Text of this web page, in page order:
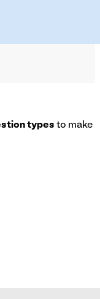
types to make